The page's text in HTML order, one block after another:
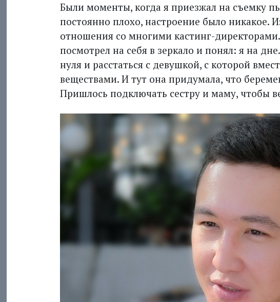
Были моменты, когда я приезжал на съемку
постоянно плохо, настроение было никакое.
отношения со многими кастинг-
посмотрел на себя в зеркало и понял: я на
нуля и расстаться с девушкой, с которой
веществами. И тут она придумала, что
Пришлось подключать сестру и маму, чтобы